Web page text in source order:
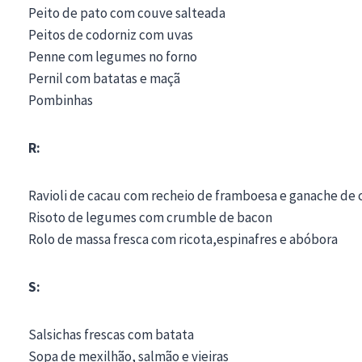
Peito de pato com couve salteada
Peitos de codorniz com uvas
Penne com legumes no forno
Pernil com batatas e maçã
Pombinhas
R:
Ravioli de cacau com recheio de framboesa e ganache
Risoto de legumes com crumble de bacon
Rolo de massa fresca com ricota,espinafres e abóbora
S:
Salsichas frescas com batata
Sopa de mexilhão, salmão e vieiras